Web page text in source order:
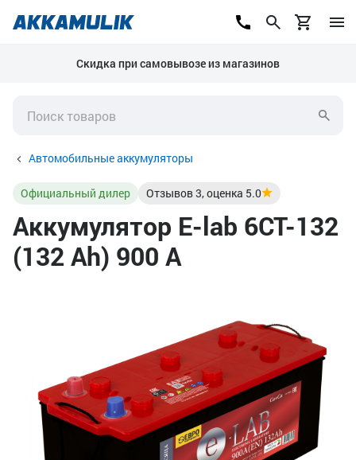
Скидка при самовывозе из магазинов
Автомобильные аккумуляторы
Официальный дилер Отзывов3, оценка 5.0
Аккумулятор E-lab 6СТ-132
(132 Ah) 900 А